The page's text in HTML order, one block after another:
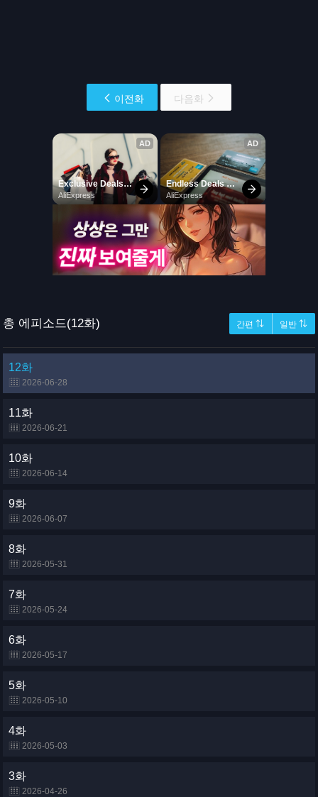
이전화 다음화
총 에피소드(12화) 간편 ⇅ 일반 ⇅
12화
2026-06-28
11화
2026-06-21
10화
2026-06-14
9화
2026-06-07
8화
2026-05-31
7화
2026-05-24
6화
2026-05-17
5화
2026-05-10
4화
2026-05-03
3화
2026-04-26